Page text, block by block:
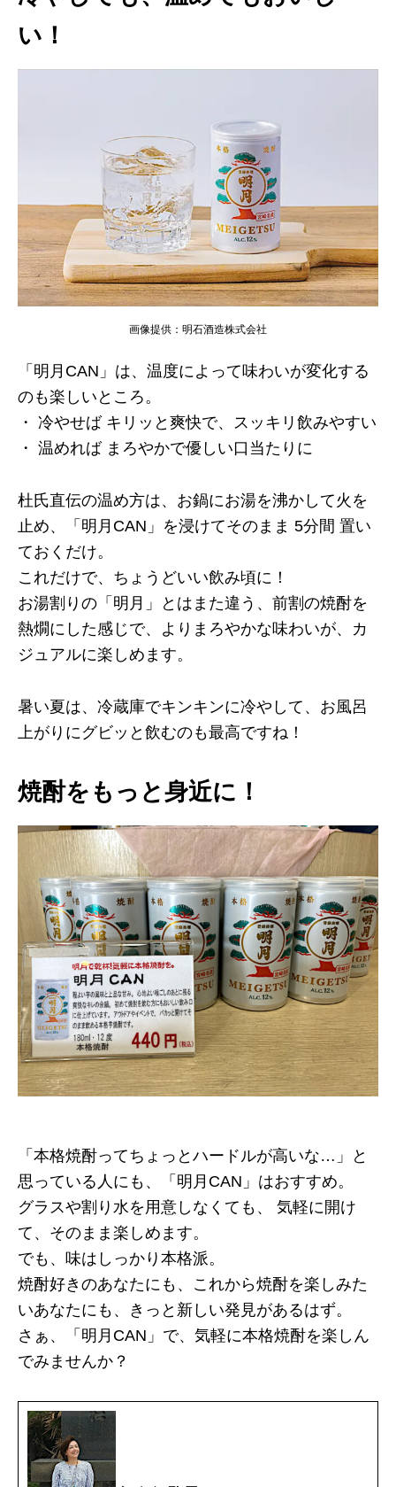
い！
画像提供：明石酒造株式会社
「明月CAN」は、温度によって味わいが変化する
のも楽しいところ。
・ 冷やせば キリッと爽快で、スッキリ飲みやすい
・ 温めれば まろやかで優しい口当たりに
杜氏直伝の温め方は、お鍋にお湯を沸かして火を
止め、「明月CAN」を浸けてそのまま 5分間 置い
ておくだけ。
これだけで、ちょうどいい飲み頃に！
お湯割りの「明月」とはまた違う、前割の焼酎を
熱燗にした感じで、よりまろやかな味わいが、カ
ジュアルに楽しめます。
暑い夏は、冷蔵庫でキンキンに冷やして、お風呂
上がりにグビッと飲むのも最高ですね！
焼酎をもっと身近に！
「本格焼酎ってちょっとハードルが高いな…」と
思っている人にも、「明月CAN」はおすすめ。
グラスや割り水を用意しなくても、 気軽に開け
て、そのまま楽しめます。
でも、味はしっかり本格派。
焼酎好きのあなたにも、これから焼酎を楽しみた
いあなたにも、きっと新しい発見があるはず。
さぁ、「明月CAN」で、気軽に本格焼酎を楽しん
でみませんか？